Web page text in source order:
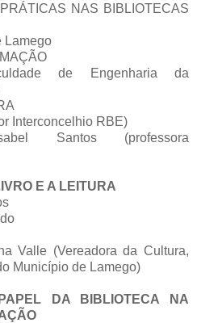
NAS BIBLIOTECAS
Lamego
de Engenharia da
Interconcelhio RBE)
Santos (professora
E A LEITURA
Valle (Vereadora da Cultura,
Município de Lamego)
DA BIBLIOTECA NA